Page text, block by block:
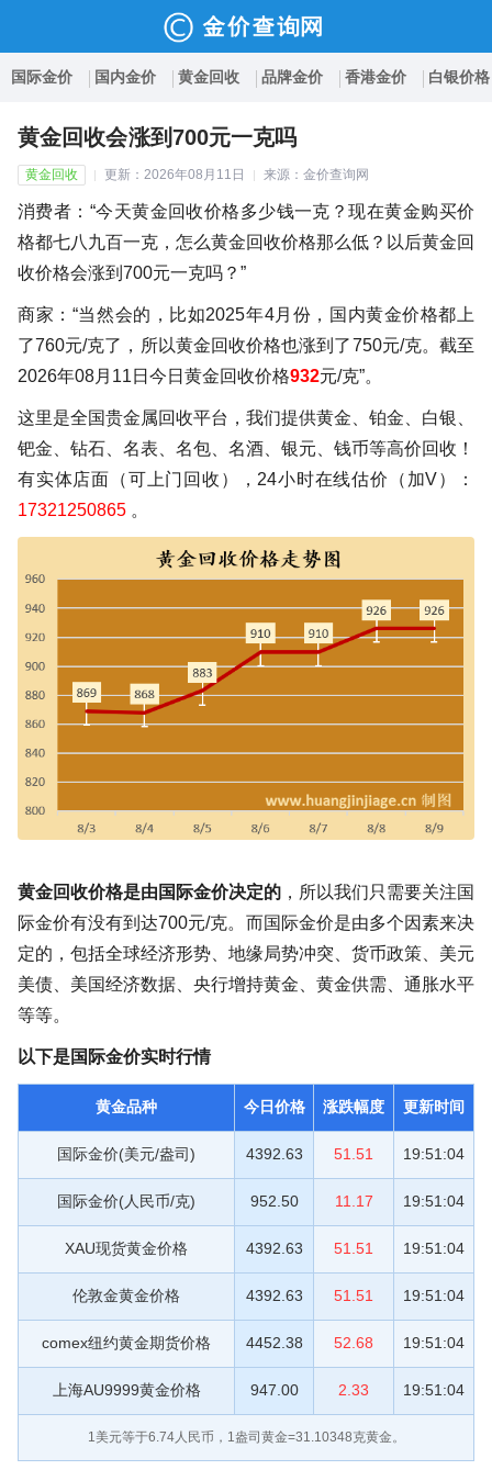
国际金价 国内金价 黄金回收 品牌金价 香港金价 白银价格
黄金回收会涨到700元一克吗
黄金回收 更新：2026年08月11日 来源：金价查询网
消费者：“今天黄金回收价格多少钱一克？现在黄金购买价
格都七八九百一克，怎么黄金回收价格那么低？以后黄金回
收价格会涨到700元一克吗？”
商家：“当然会的，比如2025年4月份，国内黄金价格都上
了760元/克了，所以黄金回收价格也涨到了750元/克。截至
2026年08月11日今日黄金回收价格932元/克”。
这里是全国贵金属回收平台，我们提供黄金、铂金、白银、
钯金、钻石、名表、名包、名酒、银元、钱币等高价回收！
有实体店面（可上门回收），24小时在线估价（加V）：
17321250865 。
黄金回收价格是由国际金价决定的 ，所以我们只需要关注国
际金价有没有到达700元/克。而国际金价是由多个因素来决
定的，包括全球经济形势、地缘局势冲突、货币政策、美元
美债、美国经济数据、央行增持黄金、黄金供需、通胀水平
等等。
以下是国际金价实时行情
黄金品种 今日价格 涨跌幅度 更新时间
国际金价(美元/盎司) 4392.63 51.51 19:51:04
国际金价(人民币/克) 952.50 11.17 19:51:04
XAU现货黄金价格 4392.63 51.51 19:51:04
伦敦金黄金价格 4392.63 51.51 19:51:04
comex纽约黄金期货价格 4452.38 52.68 19:51:04
上海AU9999黄金价格 947.00 2.33 19:51:04
1美元等于6.74人民币，1盎司黄金=31.10348克黄金。